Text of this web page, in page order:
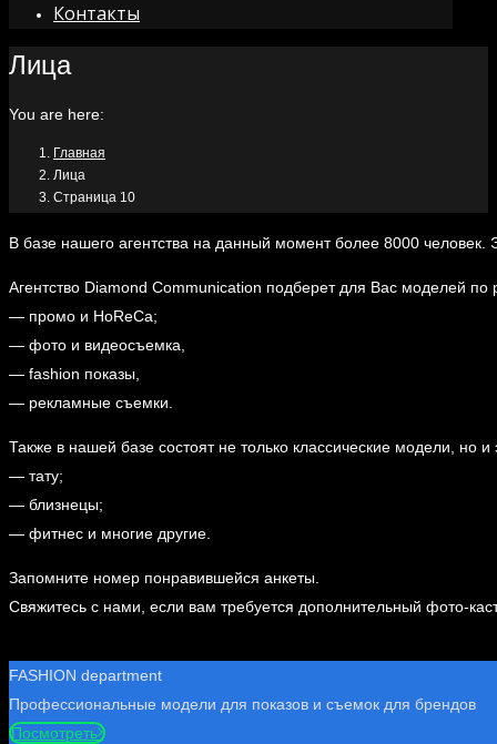
Контакты
Лица
You are here:
Главная
Лица
Страница 10
В базе нашего агентства на данный момент более 8000
Агентство Diamond Communication подберет для Вас моделей
— промо и HoReCa;
— фото и видеосъемка,
— fashion показы,
— рекламные съемки.
Также в нашей базе состоят не только классические модели,
— тату;
— близнецы;
— фитнес и многие другие.
Запомните номер понравившейся анкеты.
Свяжитесь с нами, если вам требуется дополнительный фото-
FASHION department
Профессиональные модели для показов и съемок для брендов
Посмотреть